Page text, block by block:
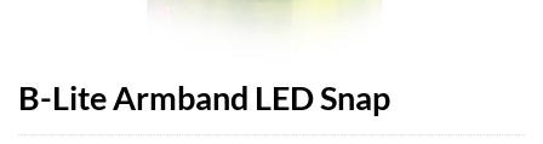
B-Lite Armband LED Snap